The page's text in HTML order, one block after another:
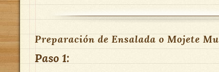
Preparación de Ensalada o Mojete
Paso 1: